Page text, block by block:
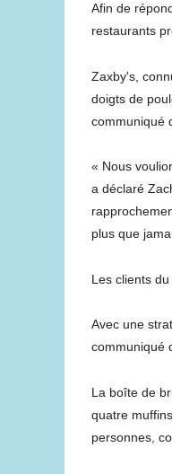
Afin de
restaurants
Zaxby's,
doigts de
communiqué
« Nous
a déclaré
plus que
Les clients
Avec une
communiqué
La boîte de
quatre
personnes,